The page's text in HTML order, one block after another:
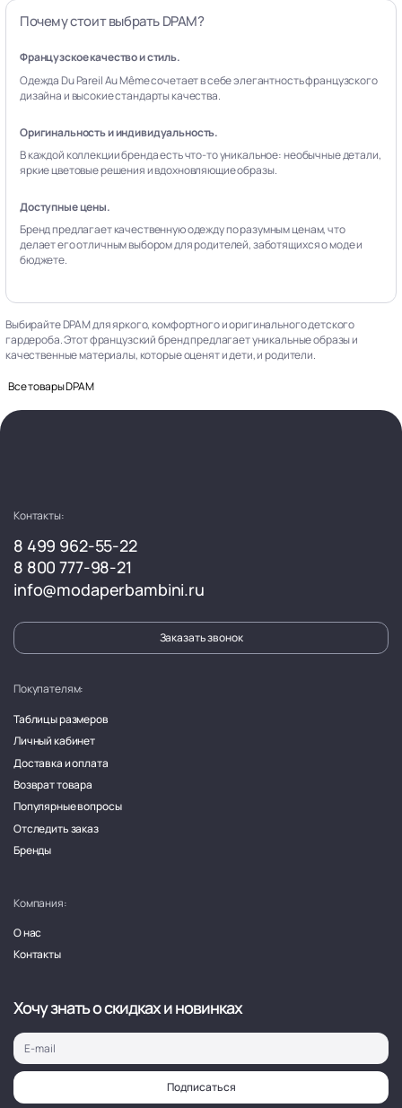
Почему стоит выбрать DPAM?
Французское качество и стиль.
Одежда Du Pareil Au Même сочетает в себе элегантность французского
дизайна и высокие стандарты качества.
Оригинальность и индивидуальность.
В каждой коллекции бренда есть что-то уникальное: необычные детали,
яркие цветовые решения и вдохновляющие образы.
Доступные цены.
Бренд предлагает качественную одежду по разумным ценам, что
делает его отличным выбором для родителей, заботящихся о моде и
бюджете.
Выбирайте DPAM для яркого, комфортного и оригинального детского
гардероба. Этот французский бренд предлагает уникальные образы и
качественные материалы, которые оценят и дети, и родители.
Все товары DPAM
Контакты:
8 499 962-55-22
8 800 777-98-21
info@modaperbambini.ru
Заказать звонок
Покупателям:
Таблицы размеров
Личный кабинет
Доставка и оплата
Возврат товара
Популярные вопросы
Отследить заказ
Бренды
Компания:
О нас
Контакты
Хочу знать о скидках и новинках
Подписаться